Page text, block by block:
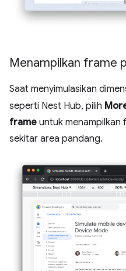
Menampilkan frame
Saat menyimulasikan
seperti Nest Hub, pilih
frame untuk menampilkan
sekitar area pandang.